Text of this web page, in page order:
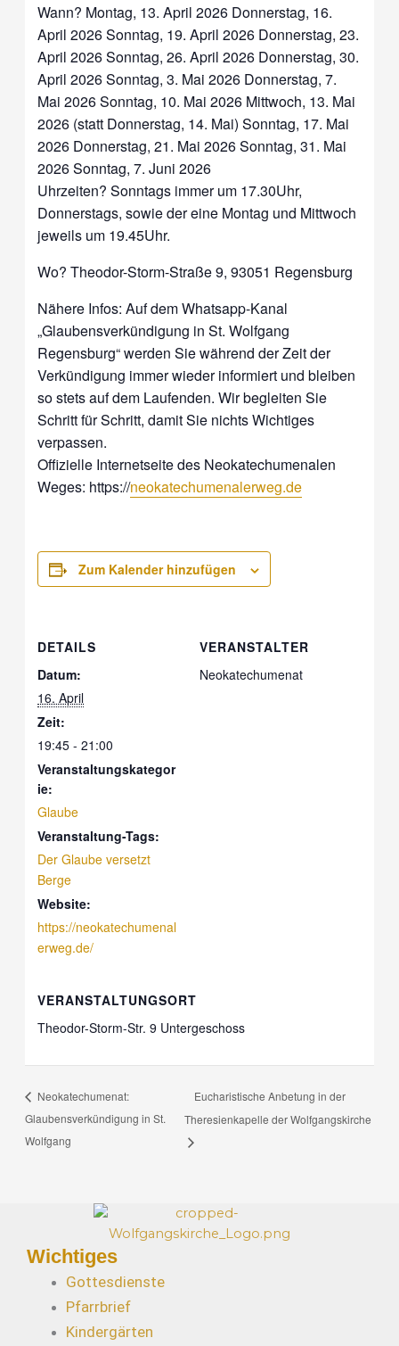
Wann? Montag, 13. April 2026 Donnerstag, 16.
April 2026 Sonntag, 19. April 2026 Donnerstag, 23.
April 2026 Sonntag, 26. April 2026 Donnerstag, 30.
April 2026 Sonntag, 3. Mai 2026 Donnerstag, 7.
Mai 2026 Sonntag, 10. Mai 2026 Mittwoch, 13. Mai
2026 (statt Donnerstag, 14. Mai) Sonntag, 17. Mai
2026 Donnerstag, 21. Mai 2026 Sonntag, 31. Mai
2026 Sonntag, 7. Juni 2026
Uhrzeiten? Sonntags immer um 17.30Uhr,
Donnerstags, sowie der eine Montag und Mittwoch
jeweils um 19.45Uhr.
Wo? Theodor-Storm-Straße 9, 93051 Regensburg
Nähere Infos: Auf dem Whatsapp-Kanal
„Glaubensverkündigung in St. Wolfgang
Regensburg“ werden Sie während der Zeit der
Verkündigung immer wieder informiert und bleiben
so stets auf dem Laufenden. Wir begleiten Sie
Schritt für Schritt, damit Sie nichts Wichtiges
verpassen.
Offizielle Internetseite des Neokatechumenalen
Weges: https://neokatechumenalerweg.de
Zum Kalender hinzufügen
DETAILS
Datum:
16. April
Zeit:
19:45 - 21:00
Veranstaltungskategor
ie:
Glaube
Veranstaltung-Tags:
Der Glaube versetzt
Berge
Website:
https://neokatechumenal
erweg.de/
VERANSTALTER
Neokatechumenat
VERANSTALTUNGSORT
Theodor-Storm-Str. 9 Untergeschoss
Neokatechumenat:
Glaubensverkündigung in St.
Wolfgang
Eucharistische Anbetung in der
Theresienkapelle der Wolfgangskirche
Wichtiges
Gottesdienste
Pfarrbrief
Kindergärten